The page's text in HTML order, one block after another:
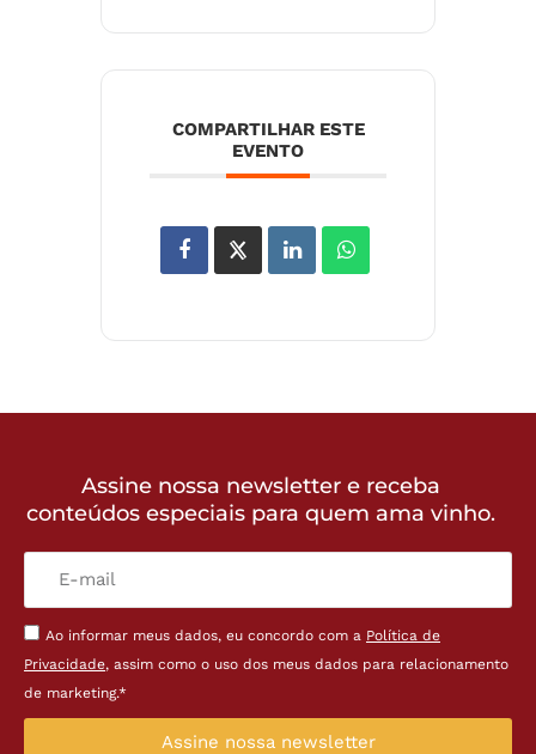
COMPARTILHAR ESTE
EVENTO
Assine nossa newsletter e receba
conteúdos especiais para quem ama vinho.
Ao informar meus dados, eu concordo com a Política de
Privacidade, assim como o uso dos meus dados para relacionamento
de marketing.*
Assine nossa newsletter